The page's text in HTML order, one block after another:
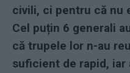
civili, ci pentru că nu
Cel puțin 6 generali
că trupele lor n-au
suficient de rapid, iar